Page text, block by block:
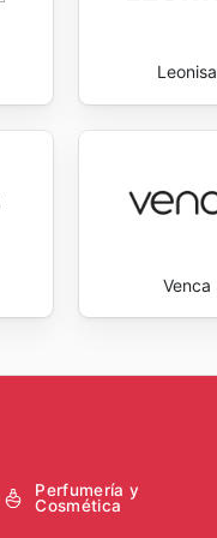
Leonisa
Venca
Perfumería y
Cosmética